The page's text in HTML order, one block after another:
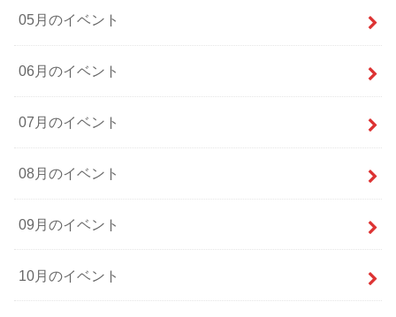
05月のイベント
06月のイベント
07月のイベント
08月のイベント
09月のイベント
10月のイベント